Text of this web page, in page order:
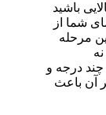
باشید
شما از
و در این مرحله
درجه و
آن باعث